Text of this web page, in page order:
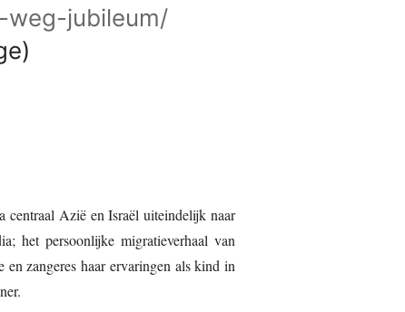
weg-jubileum/
centraal Azië en Israël uiteindelijk naar
het persoonlijke migratieverhaal van
zangeres haar ervaringen als kind in